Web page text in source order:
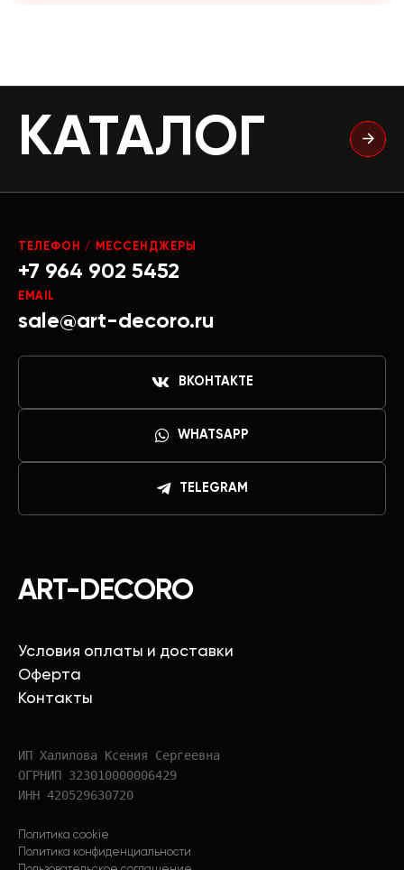
КАТАЛОГ
ART-DECORO
Условия оплаты и доставки
Оферта
Контакты
ИП Халилова Ксения Сергеевна
ОГРНИП 323010000006429
ИНН 420529630720
Политика cookie
Политика конфиденциальности
ТЕЛЕФОН / МЕССЕНДЖЕРЫ
+7 964 902 5452
EMAIL
sale@art-decoro.ru
ВКОНТАКТЕ
WHATSAPP
TELEGRAM